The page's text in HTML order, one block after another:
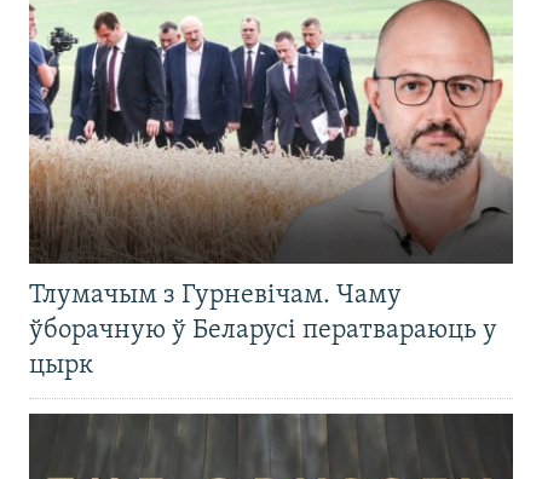
Тлумачым з Гурневічам. Чаму
ўборачную ў Беларусі ператвараюць у
цырк